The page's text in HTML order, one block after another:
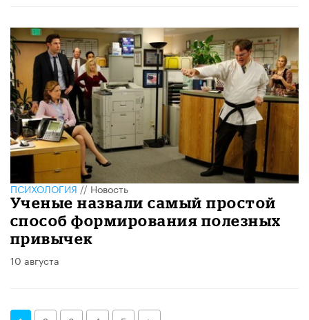
ПСИХОЛОГИЯ//Новость
Ученые назвали самый простой
способ формирования полезных
привычек
10 августа